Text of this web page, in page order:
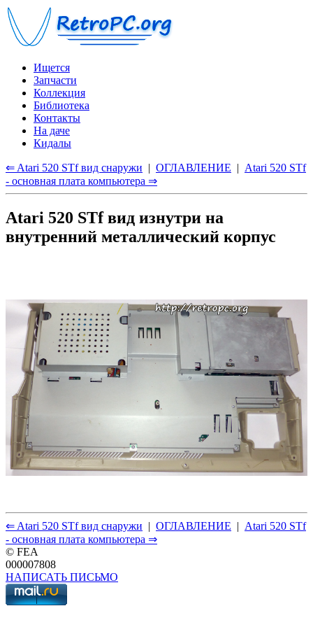
Ищется
Запчасти
Коллекция
Библиотека
Контакты
На даче
Кидалы
⇐ Atari 520 STf вид снаружи | ОГЛАВЛЕНИЕ | Atari 520 STf
- основная плата компьютера ⇒
Atari 520 STf вид изнутри на
внутренний металлический корпус
⇐ Atari 520 STf вид снаружи | ОГЛАВЛЕНИЕ | Atari 520 STf
- основная плата компьютера ⇒
© FEA
000007808
НАПИСАТЬ ПИСЬМО